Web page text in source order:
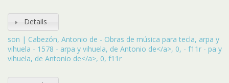
Details
son | Cabezón, Antonio de - Obras de música para tecla, arpa y
vihuela - 1578 - arpa y vihuela, de Antonio de</a>, 0, - f11r - pa y
vihuela, de Antonio de</a>, 0, f11r